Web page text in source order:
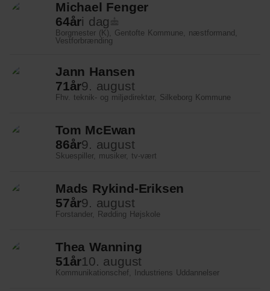
Erhverv
Etik og Tro
Forsvar og Beredskab
Fødevarer
Hovedstaden
Kommunal
Michael Fenger
64åri dag
Borgmester (K), Gentofte Kommune, næstformand,
Vestforbrænding
Jann Hansen
71år9. august
Fhv. teknik- og miljødirektør, Silkeborg Kommune
Tom McEwan
86år9. august
Skuespiller, musiker, tv-vært
Mads Rykind-Eriksen
57år9. august
Forstander, Rødding Højskole
Thea Wanning
51år10. august
Kommunikationschef, Industriens Uddannelser